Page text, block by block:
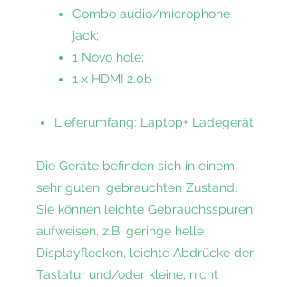
Combo audio/microphone
jack;
1 Novo hole;
1 x HDMI 2.0b
Lieferumfang: Laptop+ Ladegerät
Die Geräte befinden sich in einem
sehr guten, gebrauchten Zustand.
Sie können leichte Gebrauchsspuren
aufweisen, z.B. geringe helle
Displayflecken, leichte Abdrücke der
Tastatur und/oder kleine, nicht